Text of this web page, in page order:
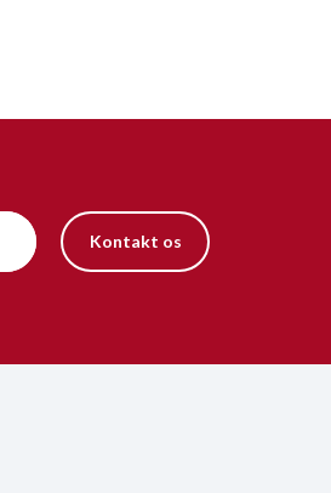
Kontakt os